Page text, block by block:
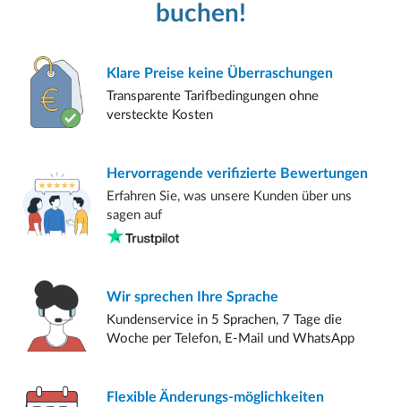
buchen!
Klare Preise keine Überraschungen
Transparente Tarifbedingungen ohne
versteckte Kosten
Hervorragende verifizierte Bewertungen
Erfahren Sie, was unsere Kunden über uns
sagen auf
Wir sprechenIhre Sprache
Kundenservice in 5 Sprachen, 7 Tage die
Woche per Telefon, E-Mail und WhatsApp
Flexible Änderungs-möglichkeiten